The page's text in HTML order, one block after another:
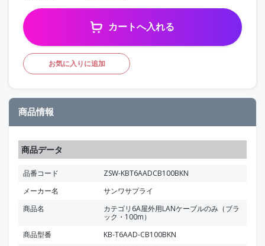
カートへ入れる
お気に入りに追加
商品情報
商品データ
品番コード
ZSW-KBT6AADCB100BKN
メーカー名
サンワサプライ
商品名
カテゴリ6A屋外用LANケーブルのみ（ブラ
ック・100m）
商品型番
KB-T6AAD-CB100BKN